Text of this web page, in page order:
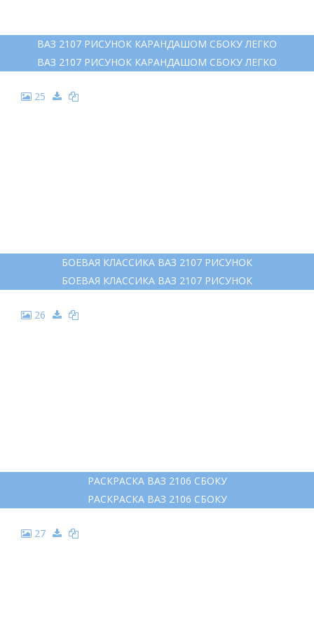
ВАЗ 2107 РИСУНОК КАРАНДАШОМ СБОКУ ЛЕГКО
ВАЗ 2107 РИСУНОК КАРАНДАШОМ СБОКУ ЛЕГКО
25
БОЕВАЯ КЛАССИКА ВАЗ 2107 РИСУНОК
БОЕВАЯ КЛАССИКА ВАЗ 2107 РИСУНОК
26
РАСКРАСКА ВАЗ 2106 СБОКУ
РАСКРАСКА ВАЗ 2106 СБОКУ
27